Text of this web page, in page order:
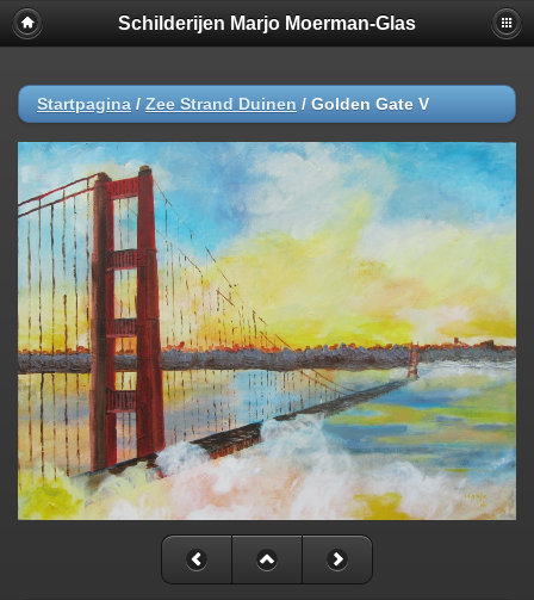
Schilderijen Marjo Moerman-Glas
Startpagina / Zee Strand Duinen / Golden Gate V